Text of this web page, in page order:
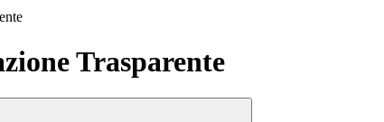
Trasparente